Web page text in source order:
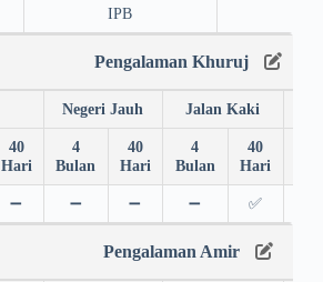
IPB
Pengalaman Khuruj
Negeri Jauh Jalan Kaki
40
Hari
4
Bulan
40
Hari
4
Bulan
40
Hari
➖ ➖ ➖ ➖ ✅
Pengalaman Amir